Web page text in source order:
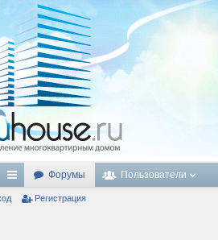
с
Форумы Пользователи
Регистрация